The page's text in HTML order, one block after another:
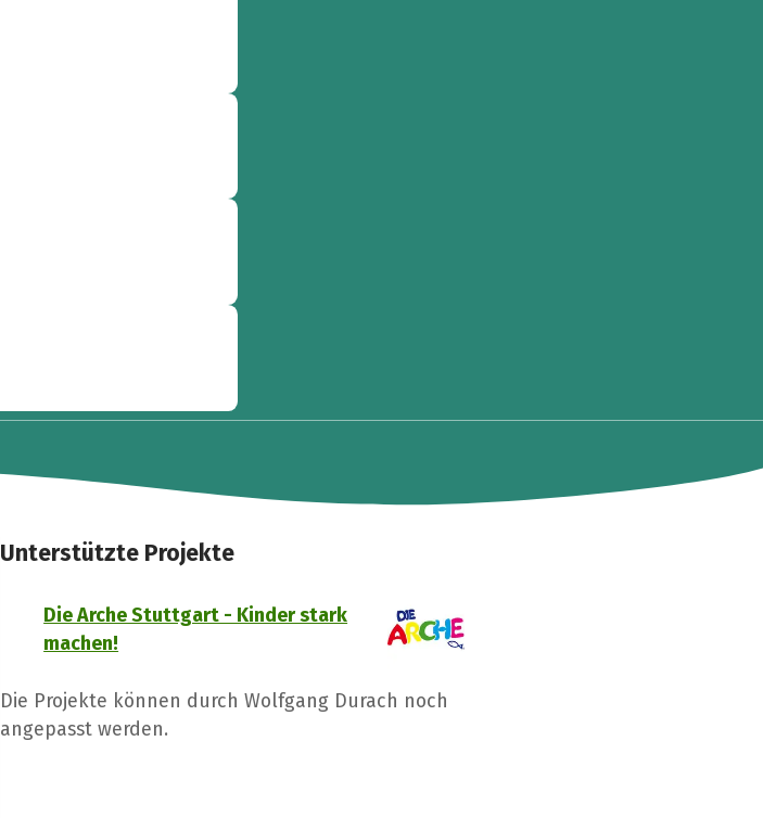
Unterstützte Projekte
Die Arche Stuttgart - Kinder stark
machen!
Die Projekte können durch Wolfgang Durach noch
angepasst werden.